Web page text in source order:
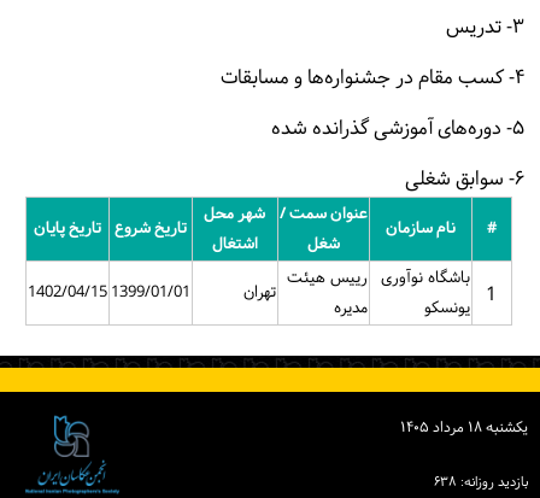
۳- تدریس
۴- کسب مقام در جشنواره‌ها و مسابقات
۵- دوره‌های آموزشی گذرانده شده
۶- سوابق شغلی
# نام سازمان
عنوان سمت /
شغل
شهر محل
اشتغال
تاریخ شروع تاریخ پایان
1
باشگاه نوآوری
یونسکو
رییس هیئت
مدیره
تهران 1399/01/01
1402/04/15
یكشنبه ۱۸ مرداد ۱۴۰۵
بازدید روزانه: ۶۳۸